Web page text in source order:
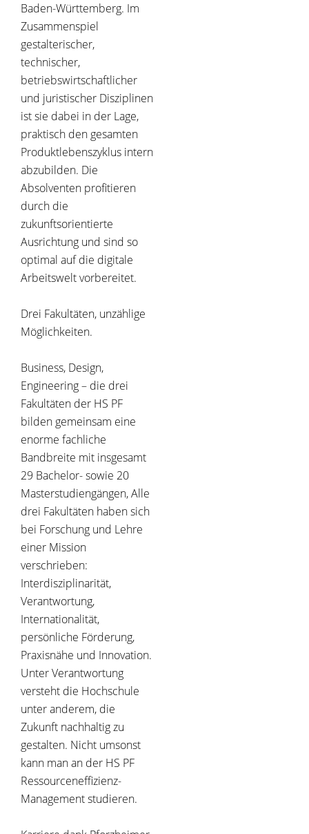
Baden-Württemberg. Im
Zusammenspiel
gestalterischer,
technischer,
betriebswirtschaftlicher
und juristischer Disziplinen
ist sie dabei in der Lage,
praktisch den gesamten
Produktlebenszyklus intern
abzubilden. Die
Absolventen profitieren
durch die
zukunftsorientierte
Ausrichtung und sind so
optimal auf die digitale
Arbeitswelt vorbereitet.
Drei Fakultäten, unzählige
Möglichkeiten.
Business, Design,
Engineering – die drei
Fakultäten der HS PF
bilden gemeinsam eine
enorme fachliche
Bandbreite mit insgesamt
29 Bachelor- sowie 20
Masterstudiengängen, Alle
drei Fakultäten haben sich
bei Forschung und Lehre
einer Mission
verschrieben:
Interdisziplinarität,
Verantwortung,
Internationalität,
persönliche Förderung,
Praxisnähe und Innovation.
Unter Verantwortung
versteht die Hochschule
unter anderem, die
Zukunft nachhaltig zu
gestalten. Nicht umsonst
kann man an der HS PF
Ressourceneffizienz-
Management studieren.